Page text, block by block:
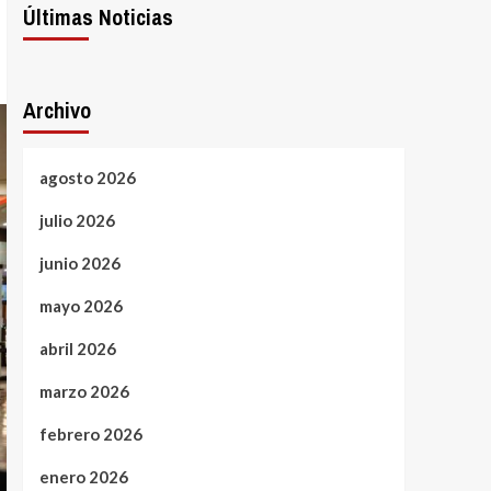
Últimas Noticias
Archivo
agosto 2026
julio 2026
junio 2026
mayo 2026
abril 2026
marzo 2026
febrero 2026
enero 2026